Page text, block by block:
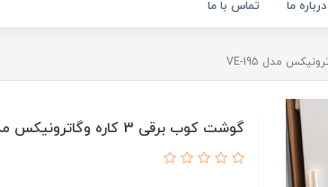
درباره ما تماس با ما
گوشت کوب برقی 3 کاره وگاترونیکس مدل VE-195